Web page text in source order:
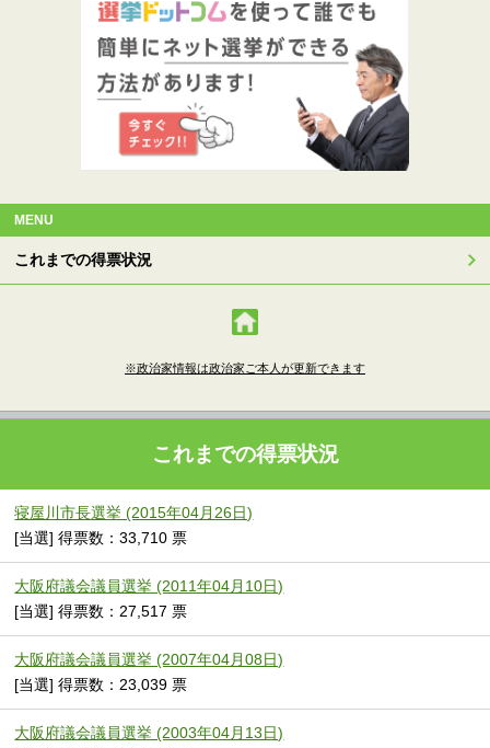
MENU
これまでの得票状況
※政治家情報は政治家ご本人が更新できます
これまでの得票状況
寝屋川市長選挙 (2015年04月26日)
[当選] 得票数：33,710 票
大阪府議会議員選挙 (2011年04月10日)
[当選] 得票数：27,517 票
大阪府議会議員選挙 (2007年04月08日)
[当選] 得票数：23,039 票
大阪府議会議員選挙 (2003年04月13日)